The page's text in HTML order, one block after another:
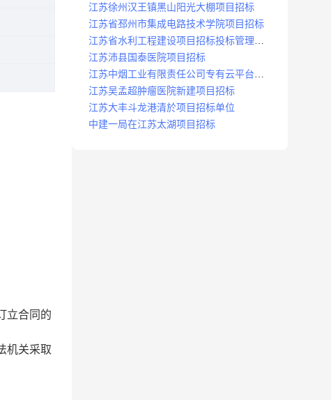
立合同的
机关采取
江苏徐州汉王镇黑山阳光大棚项目招标
江苏省邳州市集成电路技术学院项目招标
江苏省水利工程建设项目招标投标管理办
法
江苏沛县国泰医院项目招标
江苏中烟工业有限责任公司专有云平台扩
容项目招标
江苏吴孟超肿瘤医院新建项目招标
江苏大丰斗龙港清於项目招标单位
中建一局在江苏太湖项目招标